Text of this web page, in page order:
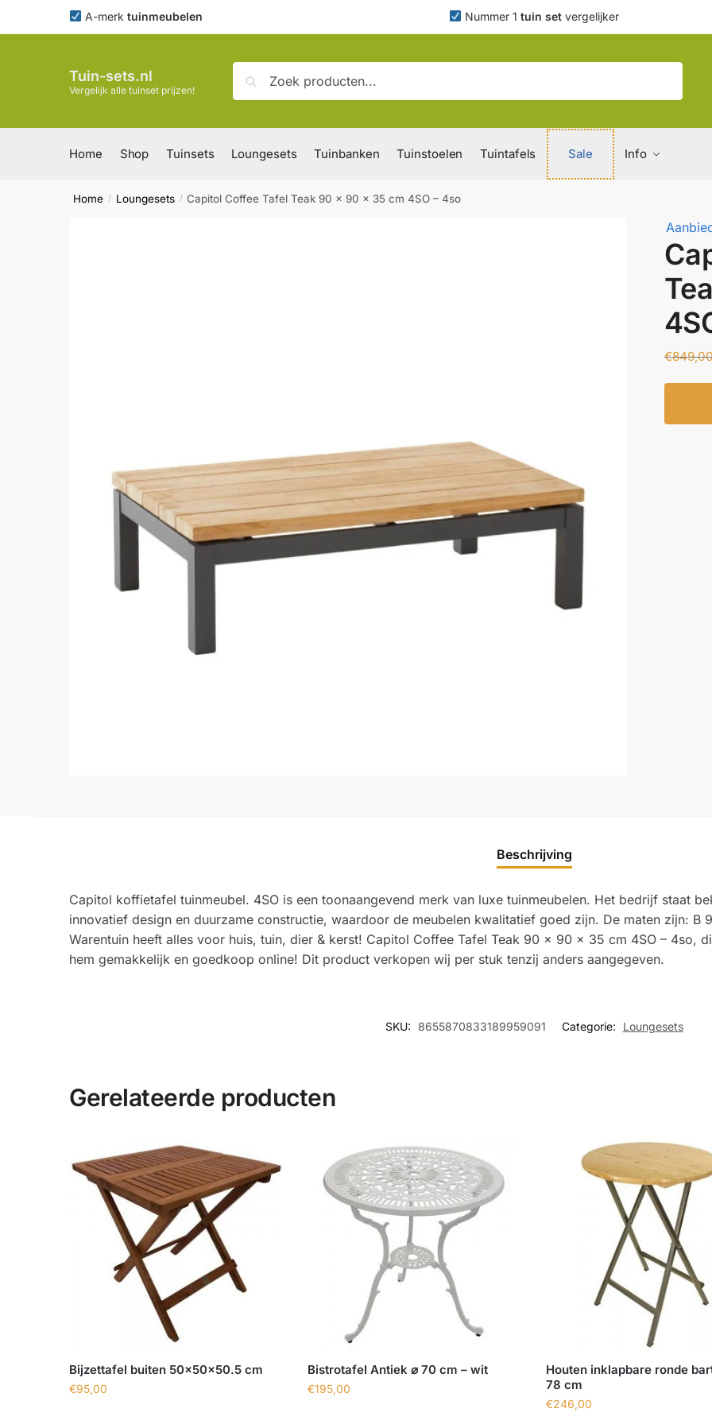
A-merk tuinmeubelen Nummer 1 tuin set vergelijker
Tuin-sets.nl
Vergelijk alle tuinset prijzen!
naar:
Zoeken
Home Shop Tuinsets Loungesets Tuinbanken Tuinstoelen Tuintafels Sale Info
Home / Loungesets / Capitol Coffee Tafel Teak 90 x 90 x 35 cm 4SO – 4so
€
Beschrijving
Capitol koffietafel tuinmeubel. 4SO is een toonaangevend merk van luxe tuinmeubelen. Het bedrijf staat
innovatief design en duurzame constructie, waardoor de meubelen kwalitatief goed zijn. De maten zijn: B
Warentuin heeft alles voor huis, tuin, dier & kerst! Capitol Coffee Tafel Teak 90 x 90 x 35 cm 4SO – 4so,
hem gemakkelijk en goedkoop online! Dit product verkopen wij per stuk tenzij anders aangegeven.
SKU: 8655870833189959091 Categorie: Loungesets
Gerelateerde producten
Bijzettafel buiten 50x50x50.5 cm
€95,00
Bistrotafel Antiek ⌀ 70 cm – wit
€195,00
Houten inklapbare ronde
78 cm
€246,00